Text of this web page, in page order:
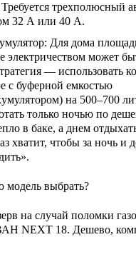
Требуется трехполюсный
32 А или 40 А.
Для дома
электричеством может
— использовать
с буферной емкостью
на 500–700
только ночью по
в баке, а днем
хватит, чтобы за ночь и
модель выбрать?
на случай поломки
NEXT 18. Дешево,